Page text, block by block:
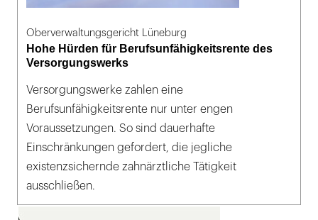
Oberverwaltungsgericht Lüneburg
Hohe Hürden für Berufsunfähigkeitsrente des
Versorgungswerks
Versorgungswerke zahlen eine
Berufsunfähigkeitsrente nur unter engen
Voraussetzungen. So sind dauerhafte
Einschränkungen gefordert, die jegliche
existenzsichernde zahnärztliche Tätigkeit
ausschließen.